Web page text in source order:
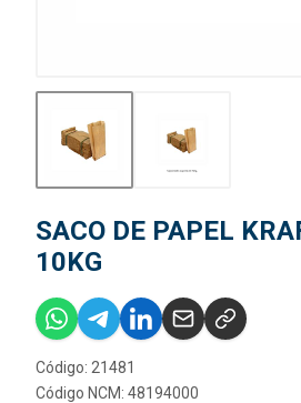
SACO DE PAPEL
10KG
Código: 21481
Código NCM: 48194000